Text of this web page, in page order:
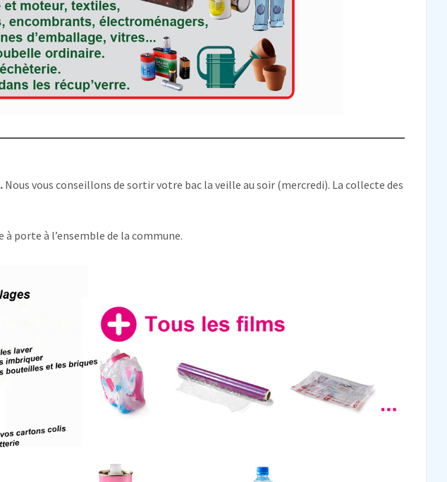
Nous vous conseillons de sortir votre bac la veille au soir (mercredi). La collecte des
porte à l’ensemble de la commune.